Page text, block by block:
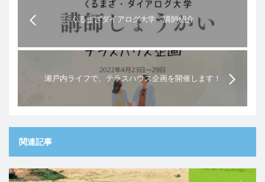
くるまざダイアログ大学 講師紹介
瀬戸内ライフで、テラスハウス企画を開催します！
関連記事